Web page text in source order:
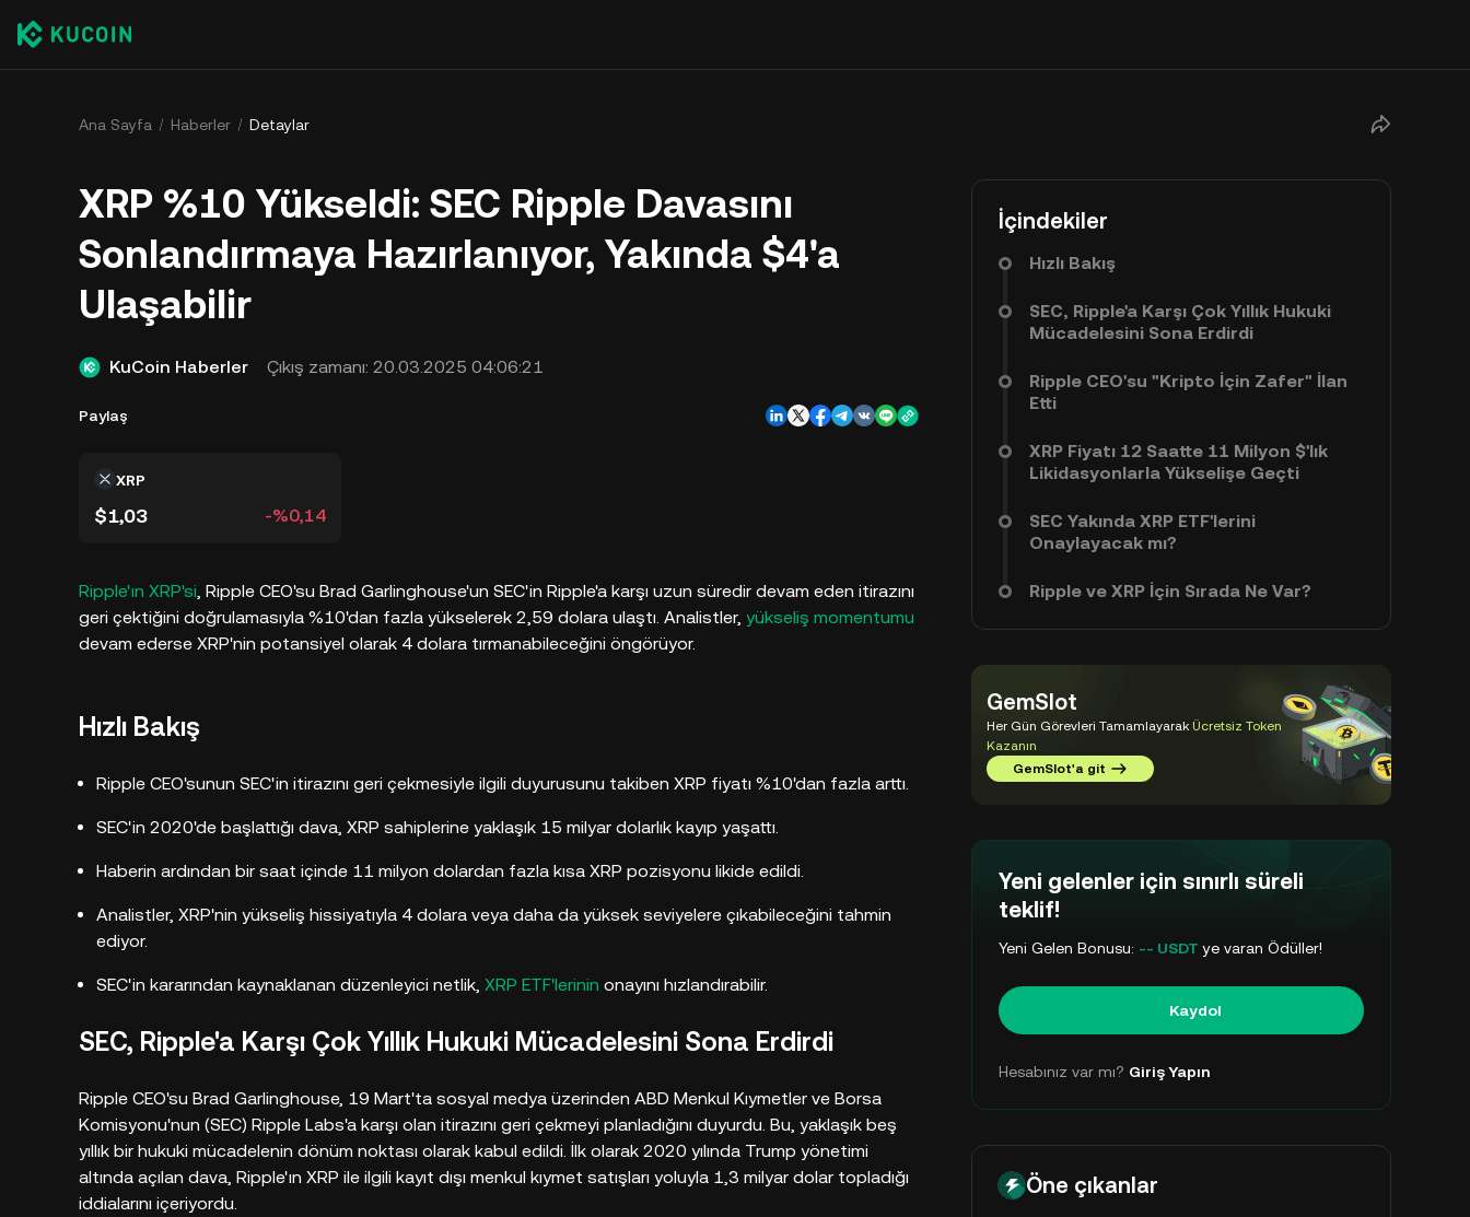
Ana Sayfa Haberler Detaylar
XRP %10 Yükseldi: SEC Ripple Davasını
Sonlandırmaya Hazırlanıyor, Yakında $4'a
Ulaşabilir
KuCoin Haberler Çıkış zamanı: 20.03.2025 04:06:21
Paylaş
XRP
$1,03 -%0,14
Ripple'ın XRP'si, Ripple CEO'su Brad Garlinghouse'un SEC'in Ripple'a karşı uzun süredir devam eden itirazını
geri çektiğini doğrulamasıyla %10'dan fazla yükselerek 2,59 dolara ulaştı. Analistler, yükseliş momentumu
devam ederse XRP'nin potansiyel olarak 4 dolara tırmanabileceğini öngörüyor.
Hızlı Bakış
Ripple CEO'sunun SEC'in itirazını geri çekmesiyle ilgili duyurusunu takiben XRP fiyatı %10'dan fazla arttı.
SEC'in 2020'de başlattığı dava, XRP sahiplerine yaklaşık 15 milyar dolarlık kayıp yaşattı.
Haberin ardından bir saat içinde 11 milyon dolardan fazla kısa XRP pozisyonu likide edildi.
Analistler, XRP'nin yükseliş hissiyatıyla 4 dolara veya daha da yüksek seviyelere çıkabileceğini tahmin
ediyor.
SEC'in kararından kaynaklanan düzenleyici netlik, XRP ETF'lerinin onayını hızlandırabilir.
SEC, Ripple'a Karşı Çok Yıllık Hukuki Mücadelesini Sona Erdirdi
Ripple CEO'su Brad Garlinghouse, 19 Mart'ta sosyal medya üzerinden ABD Menkul Kıymetler ve Borsa
Komisyonu'nun (SEC) Ripple Labs'a karşı olan itirazını geri çekmeyi planladığını duyurdu. Bu, yaklaşık beş
yıllık bir hukuki mücadelenin dönüm noktası olarak kabul edildi. İlk olarak 2020 yılında Trump yönetimi
altında açılan dava, Ripple'ın XRP ile ilgili kayıt dışı menkul kıymet satışları yoluyla 1,3 milyar dolar topladığı
iddialarını içeriyordu.
İçindekiler
Hızlı Bakış
SEC, Ripple'a Karşı Çok Yıllık Hukuki
Mücadelesini Sona Erdirdi
Ripple CEO'su "Kripto İçin Zafer" İlan
Etti
XRP Fiyatı 12 Saatte 11 Milyon $'lık
Likidasyonlarla Yükselişe Geçti
SEC Yakında XRP ETF'lerini
Onaylayacak mı?
Ripple ve XRP İçin Sırada Ne Var?
GemSlot
Her Gün Görevleri Tamamlayarak Ücretsiz Token
Kazanın
GemSlot'a git
Yeni gelenler için sınırlı süreli
teklif!
Yeni Gelen Bonusu: -- USDT ye varan Ödüller!
Kaydol
Hesabınız var mı? Giriş Yapın
Öne çıkanlar